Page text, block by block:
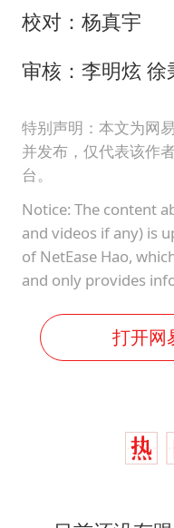
校对：杨真宇
审核：李明炫 徐
特别声明：本文为网
并发布，仅代表该作
台。
Notice: The content
and videos if any) is
of NetEase Hao,
and only provides
打开网